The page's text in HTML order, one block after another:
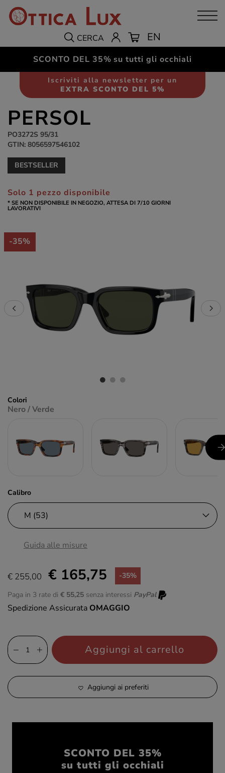
CERCA EN
SCONTO DEL 35% su tutti gli occhiali
Iscriviti alla newsletter per un
EXTRA SCONTO DEL 5%
Occhiali da sole Unisex
PERSOL
PO3272S 95/31
GTIN: 8056597546102
BESTSELLER
Solo 1 pezzo disponibile
* SE NON DISPONIBILE IN NEGOZIO, ATTESA DI 7/10 GIORNI
LAVORATIVI
-35%
Colori
Nero / Verde
Calibro
Guida alle misure
€ 255,00 € 165,75 -35%
Paga in 3 rate di € 55,25 senza interessi PayPal
Spedizione Assicurata OMAGGIO
Aggiungi al carrello
Aggiungi ai preferiti
SCONTO DEL 35%
su tutti gli occhiali